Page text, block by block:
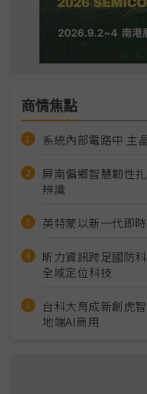
商情焦點
系統內部電路中 主
屏南偏鄉智慧韌性
辨識
英特蒙以新一代即
昕力資訊跨足國防
全域定位科技
台科大育成新創虎
地端AI商用